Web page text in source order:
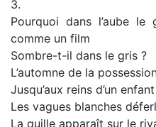
3.
Pourquoi dans l’aube le
comme un film
Sombre-t-il dans le gris ?
L’automne de la
Jusqu’aux reins d’un
Les vagues blanches
La quille apparaît sur le